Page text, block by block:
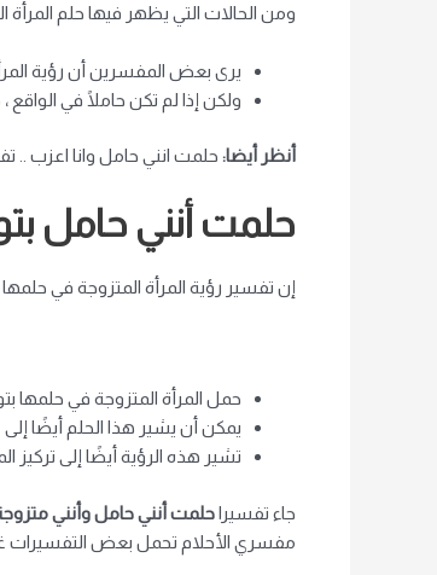
ومن الحالات التي يظهر فيها حلم المرأة
يرى بعض المفسرين أن رؤية
ولكن إذا لم تكن حاملًا في
أنظر أيضا: حلمت انني حامل وانا اعزب ..
حلمت أنني حامل
إن تفسير رؤية المرأة المتزوجة في
حمل المرأة المتزوجة في حلمها
يمكن أن يشير هذا الحلم أيضًا
تشير هذه الرؤية أيضًا إلى تركيز
جاء تفسيراحلمت أنني حامل وأنني
مفسري الأحلام تحمل بعض التفسيرات غير